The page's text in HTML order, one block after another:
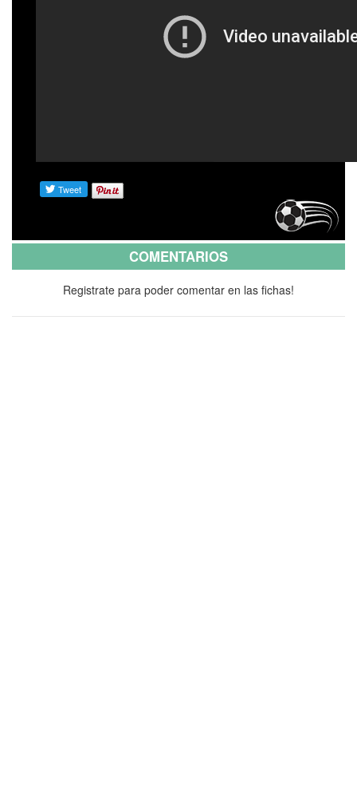
COMENTARIOS
Registrate para poder comentar en las fichas!